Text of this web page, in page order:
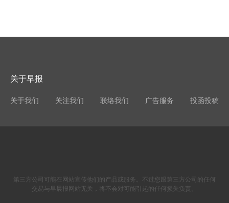
关于早报
关于我们 关注我们 联络我们 广告服务 投函投稿
第三方公司可能在网站宣传他们的产品或服务。不过您跟第三方公司的任何
交易与早晨报网站无关，将不会对可能引起的任何损失负责。